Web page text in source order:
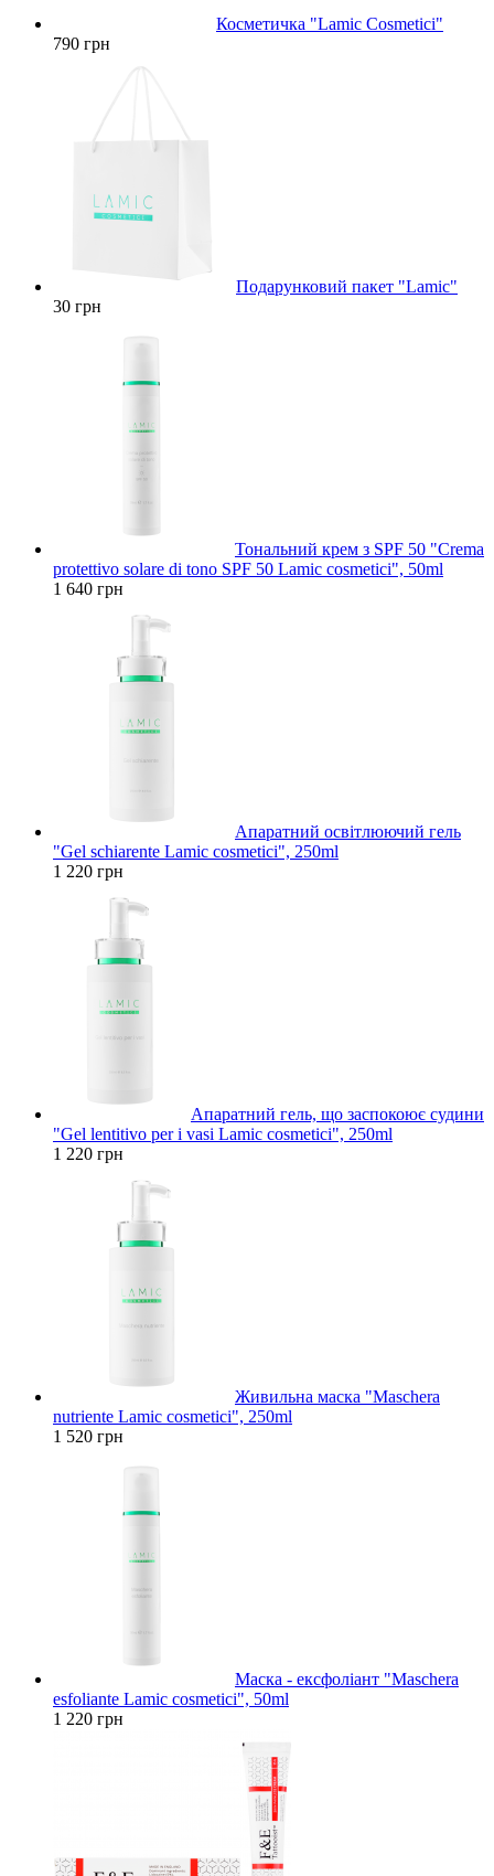
Косметичка "Lamic Cosmetici"
790 грн
Подарунковий пакет "Lamic"
30 грн
Тональний крем з SPF 50 "Crema
protettivo solare di tono SPF 50 Lamic cosmetici", 50ml
1 640 грн
Апаратний освітлюючий гель
"Gel schiarente Lamic cosmetici", 250ml
1 220 грн
Апаратний гель, що заспокоює судини
"Gel lentitivo per i vasi Lamic cosmetici", 250ml
1 220 грн
Живильна маска "Maschera
nutriente Lamic cosmetici", 250ml
1 520 грн
Маска - ексфоліант "Maschera
esfoliante Lamic cosmetici", 50ml
1 220 грн